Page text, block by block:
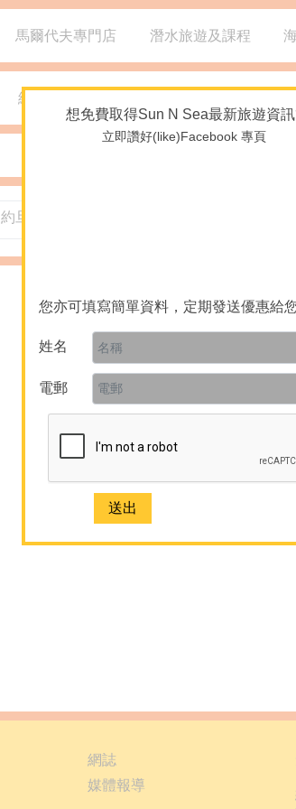
想免費取得Sun N Sea最新旅遊資
立即讚好(like)Facebook 專頁
您亦可填寫簡單資料，定期發送優惠給您
姓名
電郵
馬爾代夫專門店 潛水旅遊及課程
網誌
約旦
網誌
媒體報導